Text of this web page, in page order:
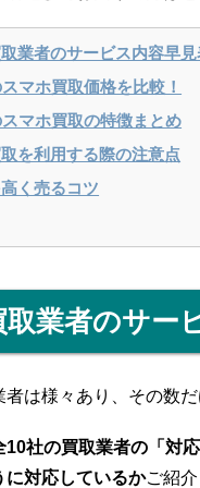
業者のサービス内容早見
マホ買取価格を比較！
マホ買取の特徴まとめ
を利用する際の注意点
く売るコツ
取業者のサー
者は様々あり、その数
10社の買取業者の「対
に対応しているかご紹介